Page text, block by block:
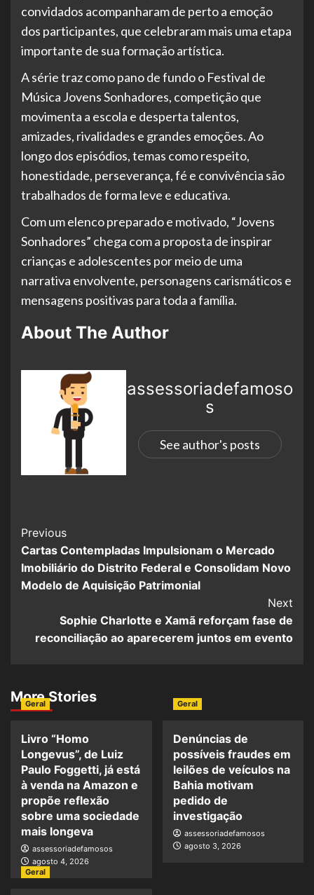
convidados acompanharam de perto a emoção
dos participantes, que celebraram mais uma etapa
importante de sua formação artística.
A série traz como pano de fundo o Festival de
Música Jovens Sonhadores, competição que
movimenta a escola e desperta talentos,
amizades, rivalidades e grandes emoções. Ao
longo dos episódios, temas como respeito,
honestidade, perseverança, fé e convivência são
trabalhados de forma leve e educativa.
Com um elenco preparado e motivado, “Jovens
Sonhadores” chega com a proposta de inspirar
crianças e adolescentes por meio de uma
narrativa envolvente, personagens carismáticos e
mensagens positivas para toda a família.
About The Author
assessoriadefamoso
s
See author's posts
Previous
Cartas Contempladas Impulsionam o Mercado
Imobiliário do Distrito Federal e Consolidam Novo
Modelo de Aquisição Patrimonial
Next
Sophie Charlotte e Xamã reforçam fase de
reconciliação ao aparecerem juntos em evento
More Stories
Geral
Livro “Homo
Longevus”, de Luiz
Paulo Foggetti, já está
à venda na Amazon e
propõe reflexão
sobre uma sociedade
mais longeva
assessoriadefamosos
agosto 4, 2026
Geral
Denúncias de
possíveis fraudes em
leilões de veículos na
Bahia motivam
pedido de
investigação
assessoriadefamosos
agosto 3, 2026
Geral